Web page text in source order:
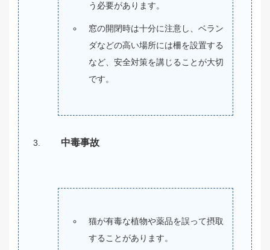
う必要があります。
窓の開閉時は十分に注意し、ベラン
ダなどの高い場所には柵を設置する
など、安全対策を講じることが大切
です。
中毒事故
猫が有毒な植物や薬品を誤って摂取
することがあります。